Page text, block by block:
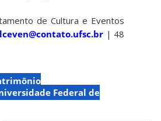
de Cultura e Eventos
| 48
Federal de